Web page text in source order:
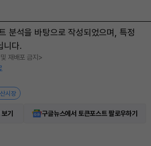
분석을 바탕으로 작성되었으며, 특정
니다.
재배포 금지>
시장
기 구글뉴스에서 토큰포스트 팔로우하기